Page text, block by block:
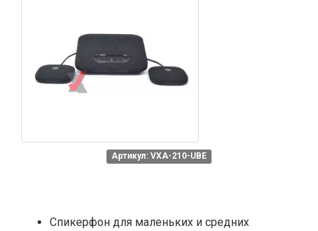
Артикул: VXA-210-UBE
Спикерфон для маленьких и средних